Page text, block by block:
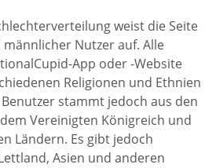
weist die Seite
Nutzer auf. Alle
App oder -Website
Religionen und Ethnien
stammt jedoch aus den
Vereinigten Königreich und
Ländern. Es gibt jedoch
Asien und anderen